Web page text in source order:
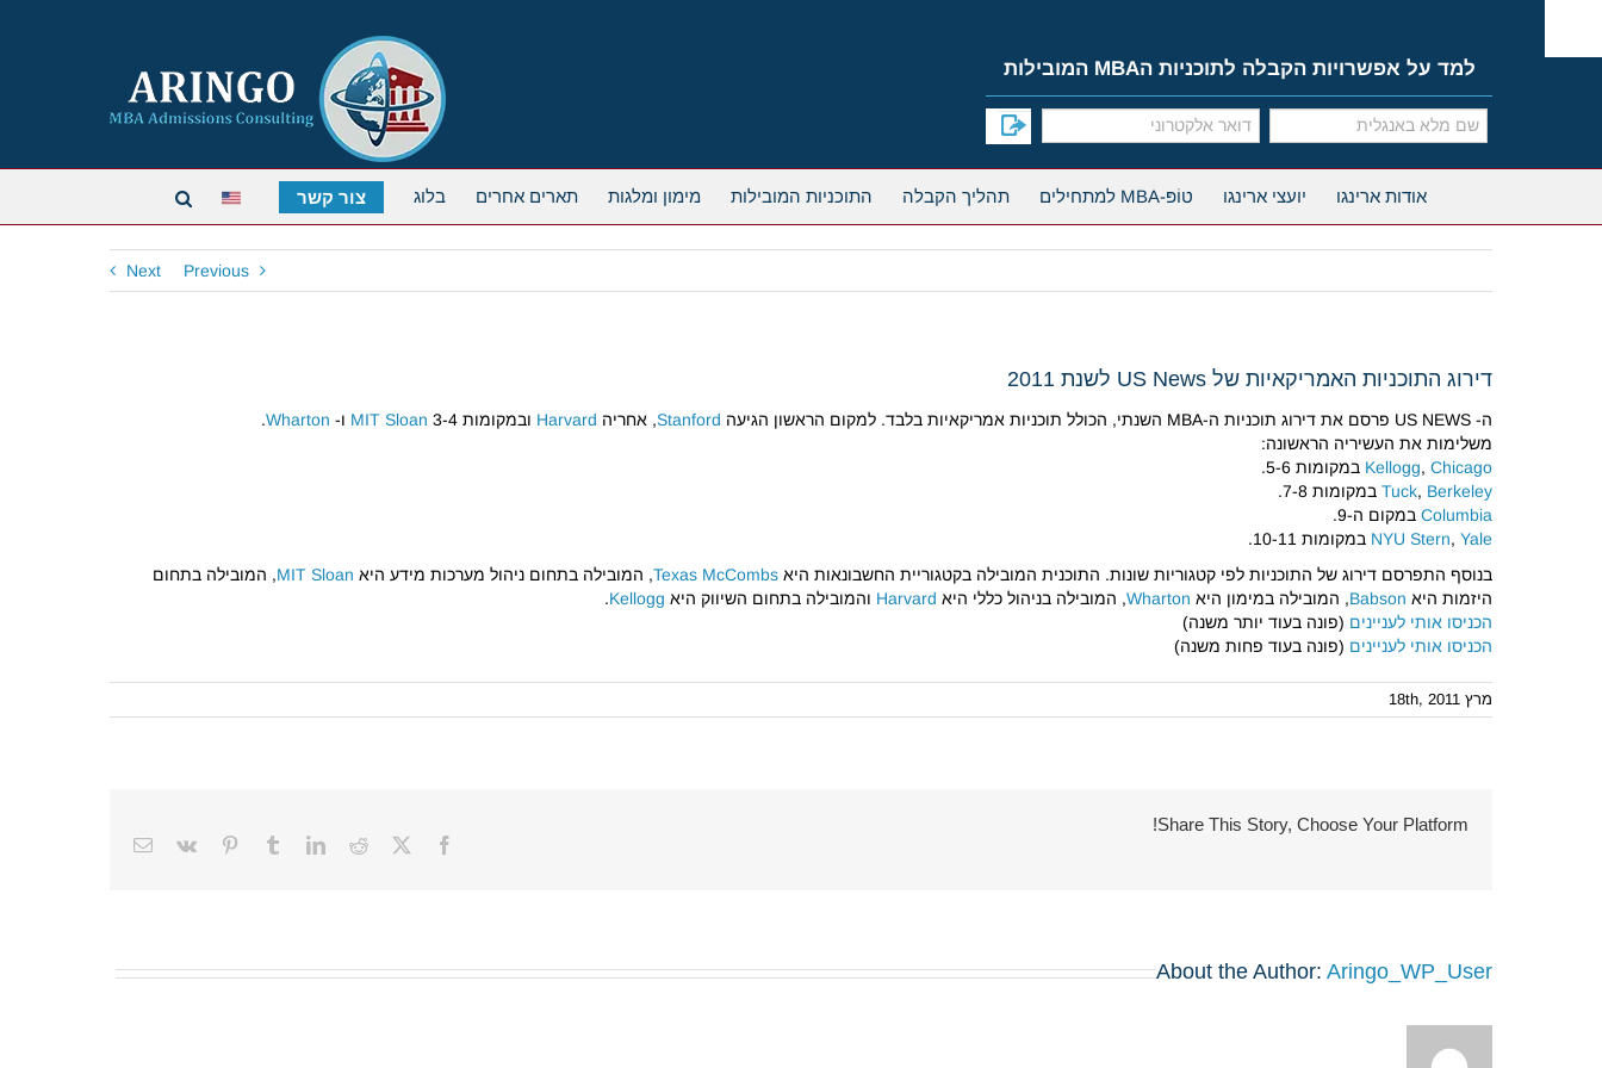
content
למד על אפשרויות הקבלה לתוכניות הMBA המובילות
אודות ארינגו יועצי ארינגו טוֹפּ-MBA למתחילים תהליך הקבלה התוכניות המובילות מימון ומלגות תארים אחרים בלוג צור קשר
Previous
Next
דירוג התוכניות האמריקאיות של US News לשנת 2011
ה- US NEWS פרסם את דירוג תוכניות ה-MBA השנתי, הכולל תוכניות אמריקאיות בלבד. למקום הראשון הגיעה Stanford, אחריה Harvard ובמקומות 3-4 MIT Sloan ו- Wharton
.
משלימות את העשיריה הראשונה:
Kellogg, Chicago
במקומות 5-6.
Tuck, Berkeley
במקומות 7-8.
Columbia במקום ה-9.
NYU Stern, Yale
במקומות 10-11.
בנוסף התפרסם דירוג של התוכניות לפי קטגוריות שונות. התוכנית המובילה בקטגוריית החשבונאות היא Texas McCombs, המובילה בתחום ניהול מערכות מידע היא MIT Sloan, המובילה בתחום
היזמות היא Babson, המובילה במימון היא Wharton, המובילה בניהול כללי היא Harvard והמובילה בתחום השיווק היא Kellogg
.
הכניסו אותי לעניינים (פונה בעוד יותר משנה)
הכניסו אותי לעניינים (פונה בעוד פחות משנה)
מרץ 18th, 2011
Share This Story, Choose Your Platform!
Facebook
X
Reddit
LinkedIn
Tumblr
Pinterest
Vk
Email
About the Author: Aringo_WP_User